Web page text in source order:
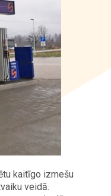
kaitīgo izmešu
veidā.